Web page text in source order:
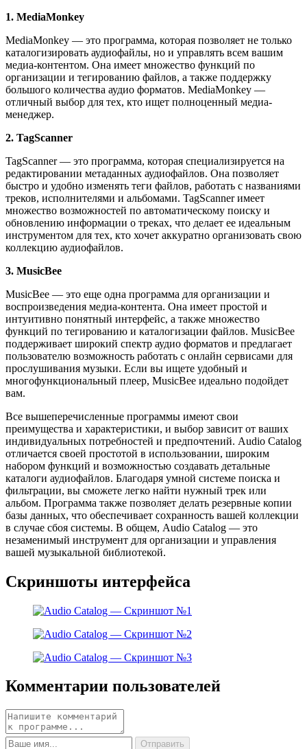
1. MediaMonkey
MediaMonkey — это программа, которая позволяет не только
каталогизировать аудиофайлы, но и управлять всем вашим
медиа-контентом. Она имеет множество функций по
организации и тегированию файлов, а также поддержку
большого количества аудио форматов. MediaMonkey —
отличный выбор для тех, кто ищет полноценный медиа-
менеджер.
2. TagScanner
TagScanner — это программа, которая специализируется на
редактировании метаданных аудиофайлов. Она позволяет
быстро и удобно изменять теги файлов, работать с названиями
треков, исполнителями и альбомами. TagScanner имеет
множество возможностей по автоматическому поиску и
обновлению информации о треках, что делает ее идеальным
инструментом для тех, кто хочет аккуратно организовать свою
коллекцию аудиофайлов.
3. MusicBee
MusicBee — это еще одна программа для организации и
воспроизведения медиа-контента. Она имеет простой и
интуитивно понятный интерфейс, а также множество
функций по тегированию и каталогизации файлов. MusicBee
поддерживает широкий спектр аудио форматов и предлагает
пользователю возможность работать с онлайн сервисами для
прослушивания музыки. Если вы ищете удобный и
многофункциональный плеер, MusicBee идеально подойдет
вам.
Все вышеперечисленные программы имеют свои
преимущества и характеристики, и выбор зависит от ваших
индивидуальных потребностей и предпочтений. Audio Catalog
отличается своей простотой в использовании, широким
набором функций и возможностью создавать детальные
каталоги аудиофайлов. Благодаря умной системе поиска и
фильтрации, вы сможете легко найти нужный трек или
альбом. Программа также позволяет делать резервные копии
базы данных, что обеспечивает сохранность вашей коллекции
в случае сбоя системы. В общем, Audio Catalog — это
незаменимый инструмент для организации и управления
вашей музыкальной библиотекой.
Скриншоты интерфейса
Комментарии пользователей